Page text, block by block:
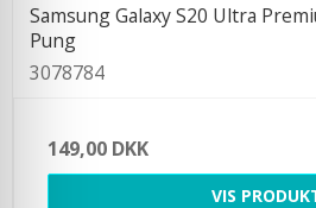
Samsung Galaxy S20 Ultra
Pung
3078784
149,00 DKK
VIS